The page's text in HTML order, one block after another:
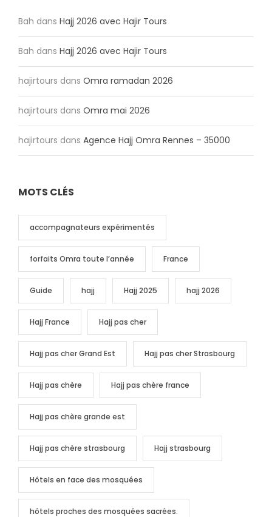
Bah dans Hajj 2026 avec Hajir Tours
Bah dans Hajj 2026 avec Hajir Tours
hajirtours dans Omra ramadan 2026
hajirtours dans Omra mai 2026
hajirtours dans Agence Hajj Omra Rennes – 35000
MOTS CLÉS
accompagnateurs expérimentés
forfaits Omra toute l’année France
Guide hajj Hajj 2025 hajj 2026
Hajj France Hajj pas cher
Hajj pas cher Grand Est Hajj pas cher Strasbourg
Hajj pas chère Hajj pas chère france
Hajj pas chère grande est
Hajj pas chère strasbourg Hajj strasbourg
Hôtels en face des mosquées
hôtels proches des mosquées sacrées.